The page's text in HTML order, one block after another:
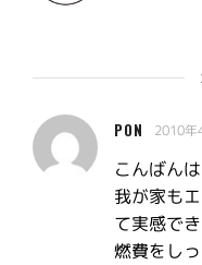
PON 2010年
こんばんは
我が家も
て実感でき
燃費をし